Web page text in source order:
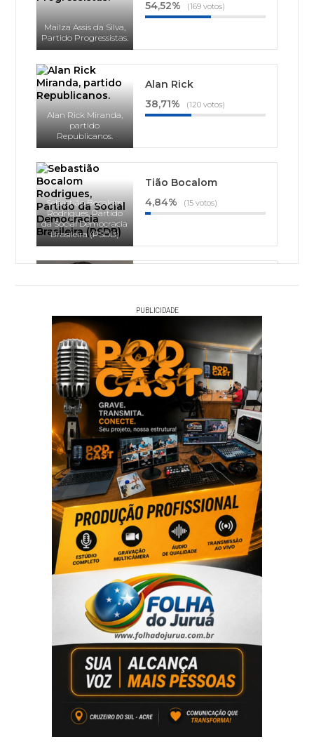
Mailza Assis da Silva,
Partido Progressistas.
54,52%
(169 votos)
Alan Rick Miranda,
partido
Republicanos.
Alan Rick
38,71%
(120 votos)
Sebastião Bocalom
Rodrigues, Partido
da Social Democracia
Brasileira (PSDB)
Tião Bocalom
4,84%
(15 votos)
Partido Socialista
Brasileiro (PSB)
PUBLICIDADE